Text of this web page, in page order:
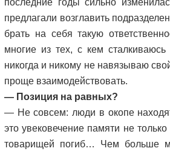
последние годы сильно
предлагали возглавить
брать на себя такую
многие из тех, с кем
никогда и никому не навязываю
проще взаимодействовать.
— Позиция на равных?
— Не совсем: люди в окопе
это увековечение памяти не
товарищей погиб… Чем больше